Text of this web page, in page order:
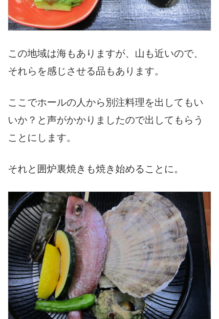
この地域は海もありますが、山も近いので、
それらを感じさせる品もあります。
ここでホールの人から別注料理を出してもい
いか？と声がかかりましたので出してもらう
ことにします。
それと囲炉裏焼きも焼き始めることに。